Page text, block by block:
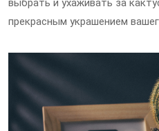
выбрать и ухаживать за
прекрасным украшением